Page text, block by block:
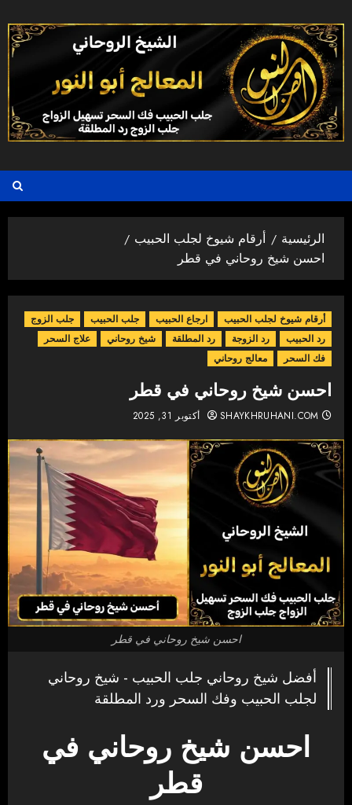
إلى
المحتوى
الرئيسية
أرقام شيوخ لجلب الحبيب
احسن شيخ روحاني في قطر
أرقام شيوخ لجلب الحبيب ارجاع الحبيب جلب الحبيب
جلب الزوج
رد الحبيب
رد الزوجة رد المطلقة شيخ روحاني
علاج السحر
فك السحر
معالج روحاني
احسن شيخ روحاني في قطر
SHAYKHRUHANI.COM أكتوبر 31, 2025
احسن شيخ روحاني في قطر
أفضل شيخ روحاني جلب الحبيب - شيخ روحاني
لجلب الحبيب وفك السحر ورد المطلقة
احسن شيخ روحاني في
قطر